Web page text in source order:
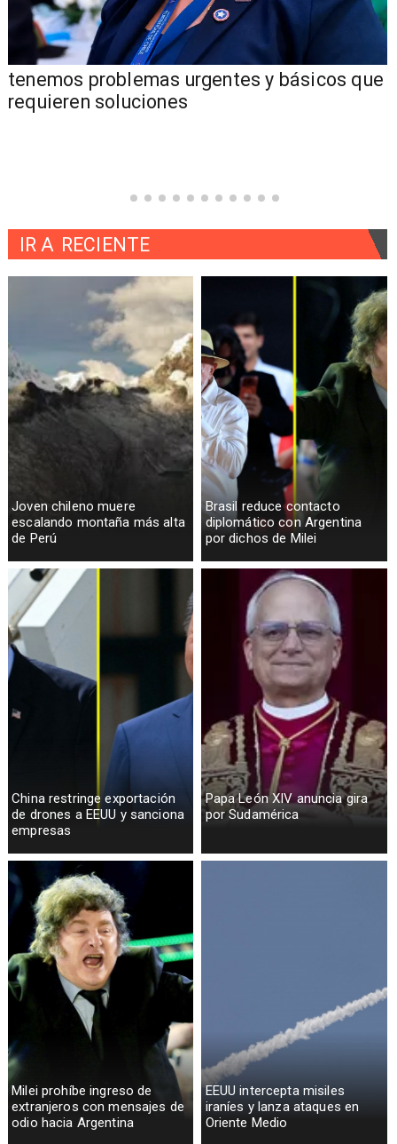
tenemos problemas urgentes y básicos que
requieren soluciones
Joven chileno muere
escalando montaña más alta
de Perú
Brasil reduce contacto
diplomático con Argentina
por dichos de Milei
China restringe exportación
de drones a EEUU y sanciona
empresas
Papa León XIV anuncia gira
por Sudamérica
Milei prohíbe ingreso de
extranjeros con mensajes de
odio hacia Argentina
EEUU intercepta misiles
iraníes y lanza ataques en
Oriente Medio
IR A RECIENTE